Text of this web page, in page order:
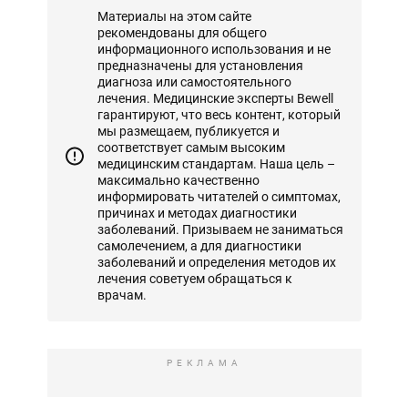
Материалы на этом сайте
рекомендованы для общего
информационного использования и не
предназначены для установления
диагноза или самостоятельного
лечения. Медицинские эксперты Bewell
гарантируют, что весь контент, который
мы размещаем, публикуется и
соответствует самым высоким
медицинским стандартам. Наша цель –
максимально качественно
информировать читателей о симптомах,
причинах и методах диагностики
заболеваний. Призываем не заниматься
самолечением, а для диагностики
заболеваний и определения методов их
лечения советуем обращаться к
врачам.
РЕКЛАМА